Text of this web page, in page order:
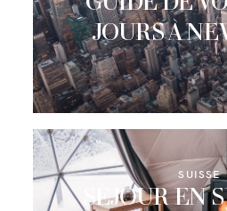
JOURS À
SUISSE
SÉJOUR EN